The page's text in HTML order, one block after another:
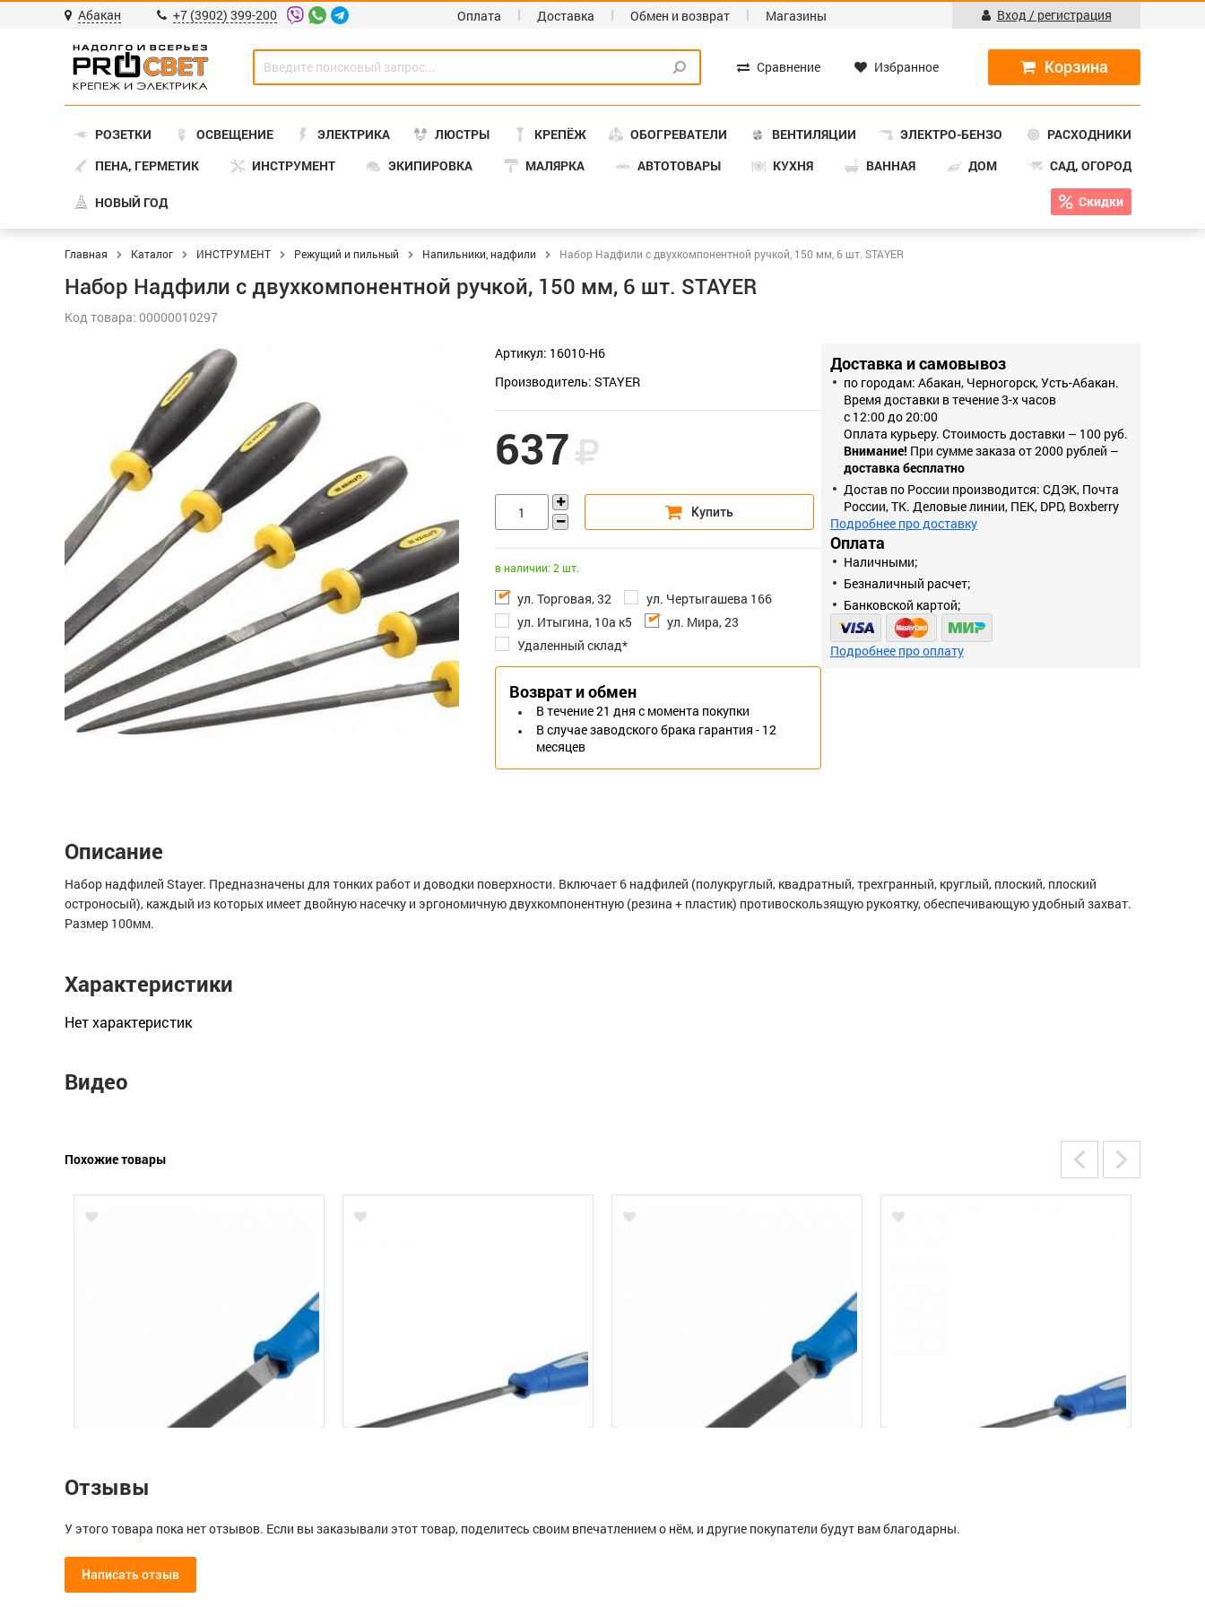
Абакан +7 (3902) 399-200 Оплата Доставка Обмен и возврат Магазины Вход / регистрация
Сравнение Избранное
РОЗЕТКИ ОСВЕЩЕНИЕ ЭЛЕКТРИКА ЛЮСТРЫ КРЕПЁЖ ОБОГРЕВАТЕЛИ ВЕНТИЛЯЦИИ ЭЛЕКТРО-БЕНЗО
РАСХОДНИКИ
ПЕНА, ГЕРМЕТИК
ИНСТРУМЕНТ ЭКИПИРОВКА МАЛЯРКА АВТОТОВАРЫ КУХНЯ ВАННАЯ ДОМ САД, ОГОРОД
НОВЫЙ ГОД Скидки
Главная Каталог ИНСТРУМЕНТ Режущий и пильный Напильники, надфили Набор Надфили с двухкомпонентной ручкой, 150 мм, 6 шт. STAYER
Набор Надфили с двухкомпонентной ручкой, 150 мм, 6 шт. STAYER
Код товара: 00000010297
Артикул: 16010-Н6
Производитель: STAYER
637
в наличии: 2 шт.
ул. Торговая, 32
ул. Чертыгашева 166
ул. Итыгина, 10а к5
ул. Мира, 23
Удаленный склад*
Возврат и обмен
В течение 21 дня с момента покупки
В случае заводского брака гарантия - 12
месяцев
Доставка и самовывоз
по городам: Абакан, Черногорск, Усть-Абакан.
Время доставки в течение 3-х часов
с 12:00 до 20:00
Оплата курьеру. Стоимость доставки – 100 руб.
Внимание! При сумме заказа от 2000 рублей –
доставка бесплатно
Достав по России производится: СДЭК, Почта
России, ТК. Деловые линии, ПЕК, DPD, Boxberry
Подробнее про доставку
Оплата
Наличными;
Безналичный расчет;
Банковской картой;
Подробнее про оплату
Описание
Набор надфилей Stayer. Предназначены для тонких работ и доводки поверхности. Включает 6 надфилей (полукруглый, квадратный, трехгранный, круглый, плоский, плоский
остроносый), каждый из которых имеет двойную насечку и эргономичную двухкомпонентную (резина + пластик) противоскользящую рукоятку, обеспечивающую удобный захват.
Размер 100мм.
Характеристики
Нет xарактеристик
Видео
Похожие товары
Отзывы
У этого товара пока нет отзывов. Если вы заказывали этот товар, поделитесь своим впечатлением о нём, и другие покупатели будут вам благодарны.
Написать отзыв